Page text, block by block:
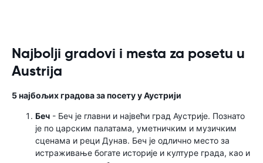
Najbolji gradovi i mesta za posetu u
Austrija
5 најбољих градова за посету у Аустрији
Беч - Беч је главни и највећи град Аустрије. Познато
је по царским палатама, уметничким и музичким
сценама и реци Дунав. Беч је одлично место за
истраживање богате историје и културе града, као и